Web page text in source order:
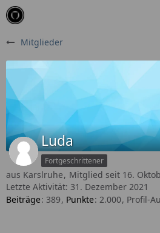
Mitglieder
Luda
Fortgeschrittener
aus Karslruhe
Mitglied seit 16.
Letzte Aktivität: 31. Dezember 2021
Beiträge 389 Punkte 2.000 Profil-